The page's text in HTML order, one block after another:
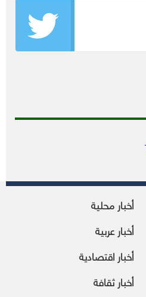
أخبار محلية
أخبار عربية
أخبار اقتصادية
أخبار ثقافة